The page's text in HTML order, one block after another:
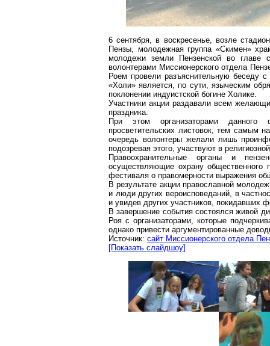
6 сентября, в воскресенье, возле
Пензы, молодежная группа «Скимен»
молодежи земли Пензенской во главе
волонтерами Миссионерского отдела
Роем провели разъяснительную беседу
«Холи» является, по сути, языческим
поклонении индуистской богине Холике.
Участники акции раздавали всем
праздника.
При этом организаторами данного
просветительских листовок, тем самым
очередь волонтеры желали лишь
подозревая этого, участвуют в
Правоохранительные органы и
осуществляющие охрану общественного
фестиваля о правомерности выражения
В результате акции православной
и люди других вероисповеданий, в
и увидев других участников, покидавших
В завершение события состоялся живой
Роя с организаторами, которые
однако привести аргументированные
Источник: сайт Миссионерского отдела
[Показать слайдшоу]